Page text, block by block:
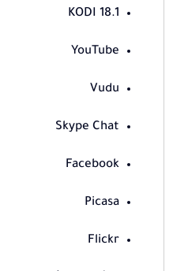
KODI 18.1
YouTube
Vudu
Skype Chat
Facebook
Picasa
Flickr